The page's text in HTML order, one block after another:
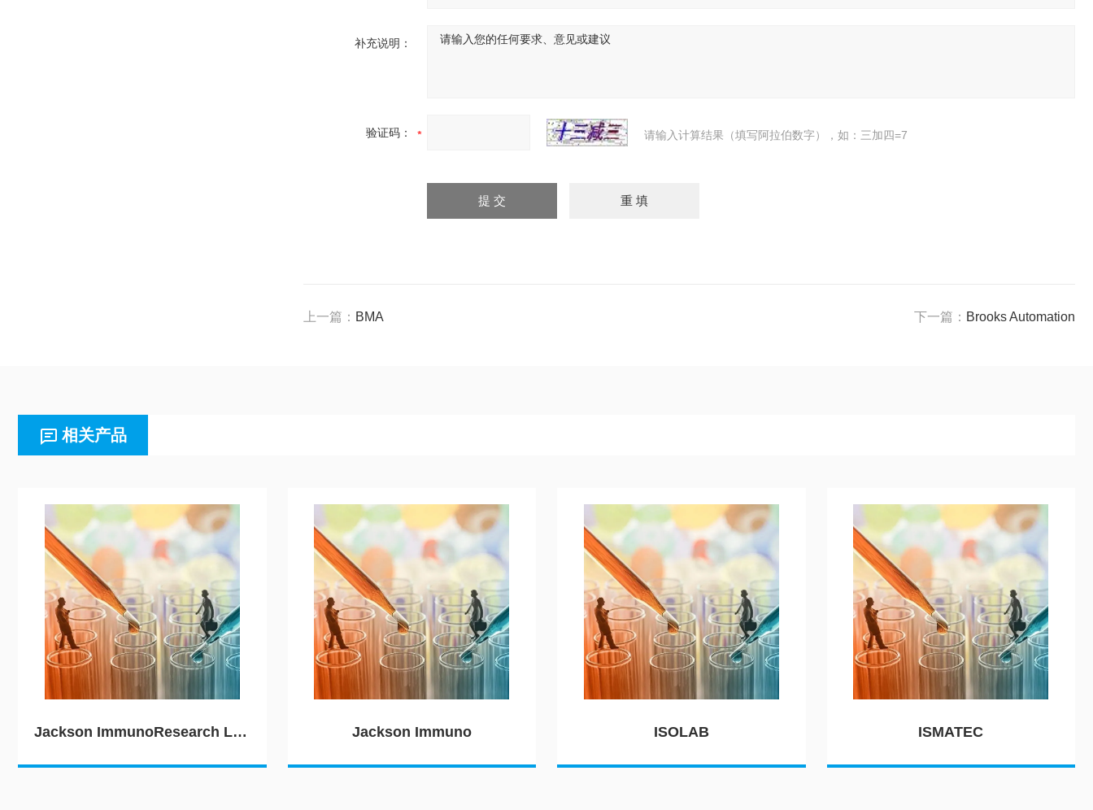
补充说明：
验证码： 请输入计算结果（填写阿拉伯数字），如：三加四=7
上一篇： BMA 下一篇： Brooks Automation
相关产品
Jackson ImmunoResearch Laboratories（JIRL） Jackson Immuno ISOLAB ISMATEC